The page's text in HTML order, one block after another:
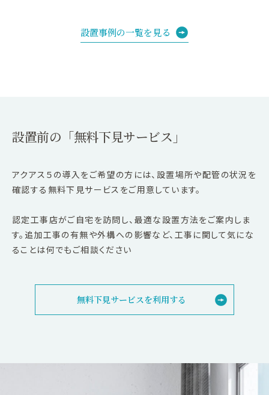
設置事例の一覧を見る
設置前の「無料下見サービス」
アクアス５の導入をご希望の方には、設置場所や配管の状況を
確認する無料下見サービスをご用意しています。
認定工事店がご自宅を訪問し、最適な設置方法をご案内しま
す。追加工事の有無や外構への影響など、工事に関して気にな
ることは何でもご相談ください
無料下見サービスを利用する